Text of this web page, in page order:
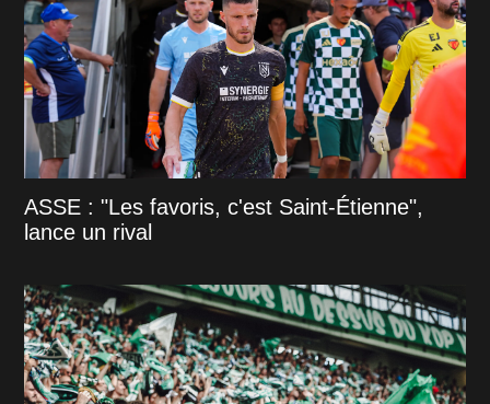
ASSE : "Les favoris, c'est Saint-Étienne",
lance un rival